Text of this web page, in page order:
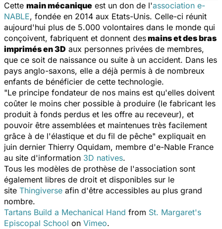
Cette main mécanique est un don de l'association e-
NABLE, fondée en 2014 aux Etats-Unis. Celle-ci réunit
aujourd'hui plus de 5.000 volontaires dans le monde qui
conçoivent, fabriquent et donnent desmains et des bras
imprimés en 3D aux personnes privées de membres,
que ce soit de naissance ou suite à un accident. Dans les
pays anglo-saxons, elle a déjà permis à de nombreux
enfants de bénéficier de cette technologie.
"Le principe fondateur de nos mains est qu'elles doivent
coûter le moins cher possible à produire (le fabricant les
produit à fonds perdus et les offre au receveur), et
pouvoir être assemblées et maintenues très facilement
grâce à de l'élastique et du fil de pêche" expliquait en
juin dernier Thierry Oquidam, membre d'e-Nable France
au site d'information 3D natives.
Tous les modèles de prothèse de l'association sont
également libres de droit et disponibles sur le
site Thingiverse afin d'être accessibles au plus grand
nombre.
Tartans Build a Mechanical Hand from St. Margaret's
Episcopal School on Vimeo.